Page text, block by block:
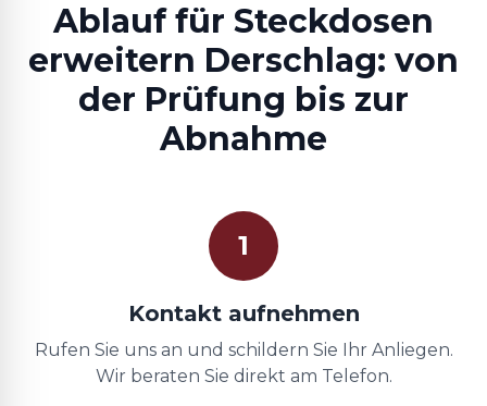
Ablauf für Steckdosen
erweitern Derschlag: von
der Prüfung bis zur
Abnahme
1
Kontakt aufnehmen
Rufen Sie uns an und schildern Sie Ihr Anliegen.
Wir beraten Sie direkt am Telefon.